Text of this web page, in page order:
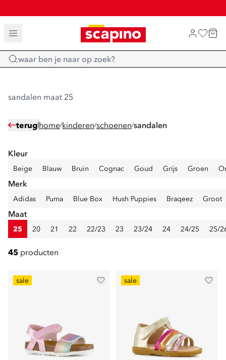
TOT 70% KORTING OP SALE
SHOP NIEUW
Home
sandalen maat 25
terug home/kinderen/schoenen/sandalen
Kleur
Beige Blauw Bruin Cognac Goud Grijs Groen
Merk
Adidas Puma Blue Box Hush Puppies Braqeez Groot
Maat
25 20 21 22 22/23 23 23/24 24 24/25 25/
45 producten
sale sale